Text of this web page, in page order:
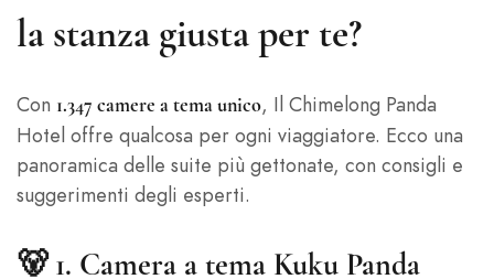
la stanza giusta per te?
Con 1.347 camere a tema unico, Il Chimelong Panda
Hotel offre qualcosa per ogni viaggiatore. Ecco una
panoramica delle suite più gettonate, con consigli e
suggerimenti degli esperti.
🐻 1. Camera a tema Kuku Panda